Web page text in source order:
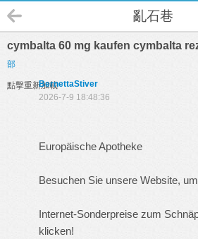
亂石巷
cymbalta 60 mg kaufen cymbalta
部
點擊重新加載BernettaStiver
2026-7-9 18:48:36
Europäische Apotheke
Besuchen Sie unsere Website,
Internet-Sonderpreise zum
klicken!